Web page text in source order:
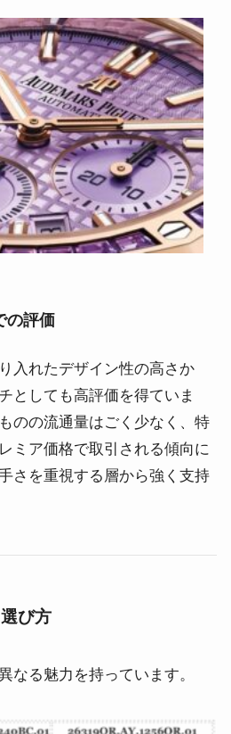
の評価
入れたデザイン性の高さか
としても高評価を得ていま
のの流通量はごく少なく、特
ミア価格で取引される傾向に
さを重視する層から強く支持
び方
なる魅力を持っています。